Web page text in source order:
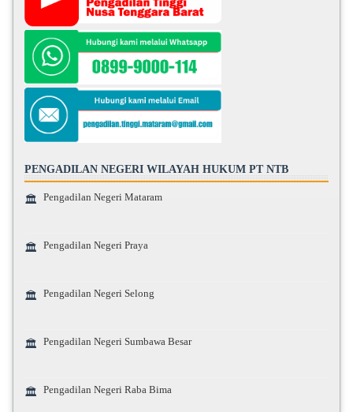
PENGADILAN NEGERI WILAYAH HUKUM PT NTB
🏛️ Pengadilan Negeri Mataram
🏛️ Pengadilan Negeri Praya
🏛️ Pengadilan Negeri Selong
🏛️ Pengadilan Negeri Sumbawa Besar
🏛️ Pengadilan Negeri Raba Bima